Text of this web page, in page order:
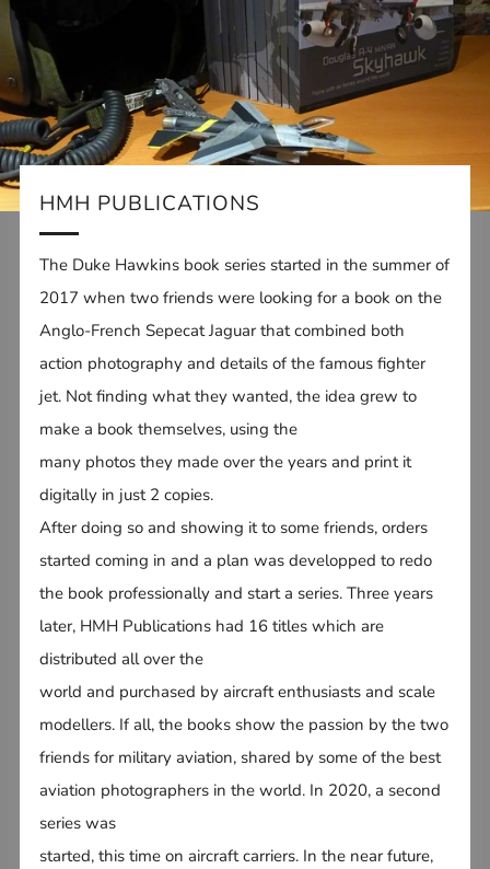
HMH PUBLICATIONS
The Duke Hawkins book series started in the summer of
2017 when two friends were looking for a book on the
Anglo-French Sepecat Jaguar that combined both
action photography and details of the famous fighter
jet. Not finding what they wanted, the idea grew to
make a book themselves, using the
many photos they made over the years and print it
digitally in just 2 copies.
After doing so and showing it to some friends, orders
started coming in and a plan was developped to redo
the book professionally and start a series. Three years
later, HMH Publications had 16 titles which are
distributed all over the
world and purchased by aircraft enthusiasts and scale
modellers. If all, the books show the passion by the two
friends for military aviation, shared by some of the best
aviation photographers in the world. In 2020, a second
series was
started, this time on aircraft carriers. In the near future,